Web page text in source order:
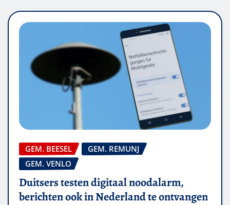
GEM. BEESEL
GEM. REMUNJ
GEM. VENLO
Duitsers testen digitaal noodalarm,
berichten ook in Nederland te ontvangen